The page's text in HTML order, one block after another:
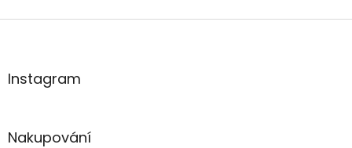
Z
aInstagram
Nakupování